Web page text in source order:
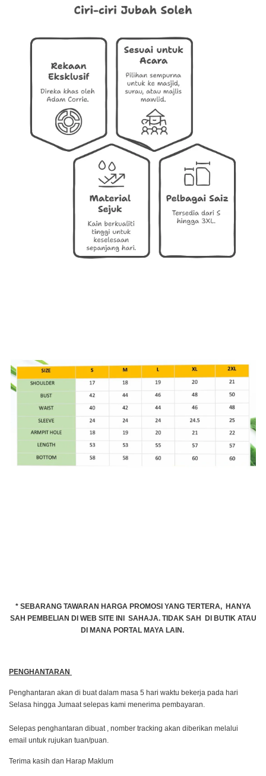
* SEBARANG TAWARAN HARGA PROMOSI YANG TERTERA, HANYA
SAH PEMBELIAN DI WEB SITE INI SAHAJA. TIDAK SAH DI BUTIK ATAU
DI MANA PORTAL MAYA LAIN.
PENGHANTARAN
Penghantaran akan di buat dalam masa 5 hari waktu bekerja pada hari
Selasa hingga Jumaat selepas kami menerima pembayaran.
Selepas penghantaran dibuat , nomber tracking akan diberikan melalui
email untuk rujukan tuan/puan.
Terima kasih dan Harap Maklum